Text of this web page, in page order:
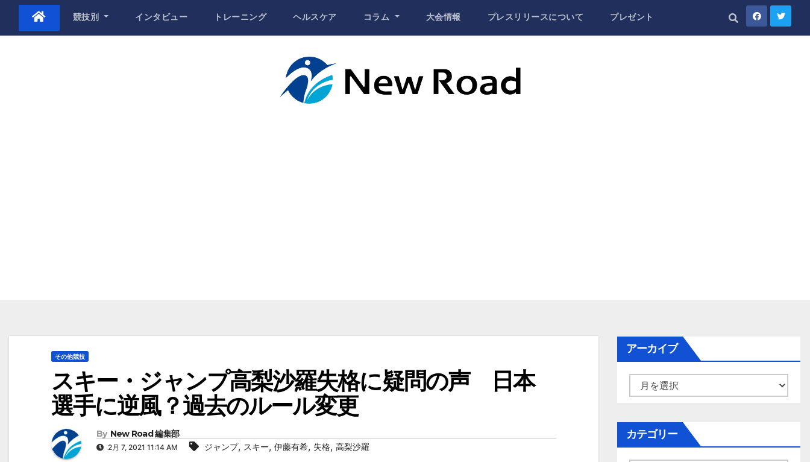
Skip
content
競技別 インタビュー トレーニング ヘルスケア コラム 大会情報 プレスリリースについて プレゼント
その他競技
スキー・ジャンプ高梨沙羅失格に疑問の声 日本
選手に逆風？過去のルール変更
By New Road 編集部
2月 7, 2021 11:14 AM ジャンプ, スキー, 伊藤有希, 失格, 高梨沙羅
アーカイブ
ー
イ
ブ
カテゴリー